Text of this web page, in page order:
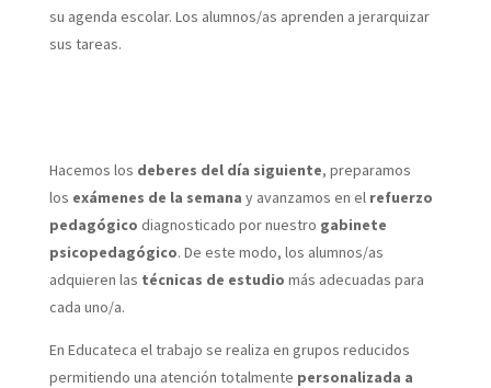
su agenda escolar. Los alumnos/as aprenden a jerarquizar
sus tareas.
Hacemos los deberes del día siguiente, preparamos
los exámenes de la semana y avanzamos en el refuerzo
pedagógico diagnosticado por nuestro gabinete
psicopedagógico. De este modo, los alumnos/as
adquieren las técnicas de estudio más adecuadas para
cada uno/a.
En Educateca el trabajo se realiza en grupos reducidos
permitiendo una atención totalmente personalizada a